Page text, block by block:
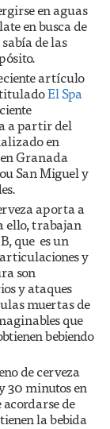
en aguas
en busca de
de las
artículo
tituladoEl Spa
a partir del
en
Granada
San Miguel y
aporta a
ello, trabajan
que es un
y
son
y ataques
muertas de
que
bebiendo
de cerveza
30 minutos en
de
la bebida